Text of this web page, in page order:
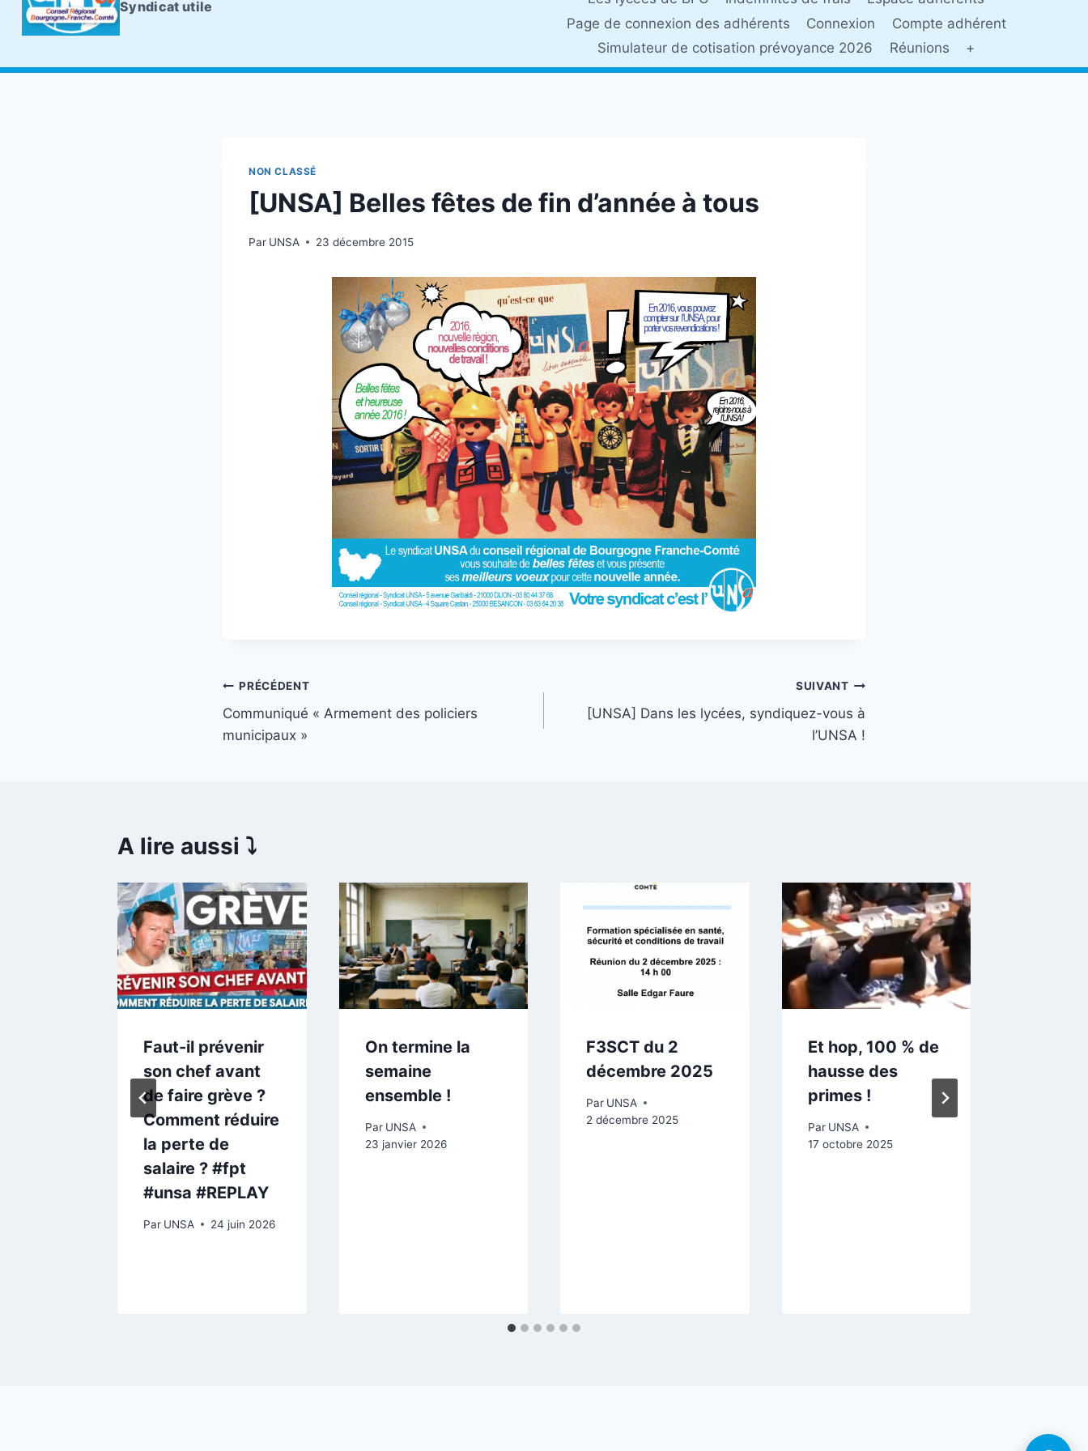
Syndicat utile
Page de connexion des adhérents
Connexion
Compte adhérent
Simulateur de cotisation prévoyance 2026
Réunions +
NON CLASSÉ
[UNSA] Belles fêtes de fin d’année à tous
Par UNSA 23 décembre 2015
Navigation
de
PRÉCÉDENT
Communiqué « Armement des policiers
municipaux »
SUIVANT
[UNSA] Dans les lycées, syndiquez-vous à
l’UNSA !
A lire aussi ⤵️
Faut-il prévenir
son chef avant
de faire grève ?
Comment réduire
la perte de
salaire ? #fpt
#unsa #REPLAY
Par UNSA 24 juin 2026
On termine la
semaine
ensemble !
Par UNSA
23 janvier 2026
F3SCT du 2
décembre 2025
Par UNSA
2 décembre 2025
Et hop, 100 % de
hausse des
primes !
Par UNSA
17 octobre 2025